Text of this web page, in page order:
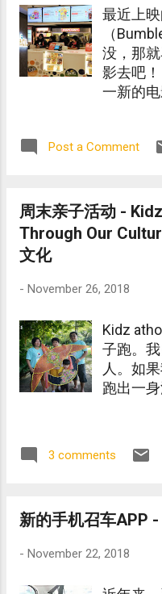
最近上
（
没，那
影去吧
一新的
Post a Comment
周末亲子活动 -
Through Our
文化
- November 26, 2018
Kidz
子跑。
人。如
跑出一
3 comments
新的手机召车APP -
- November 22, 2018